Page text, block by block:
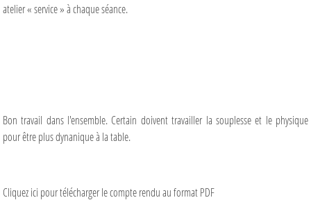
atelier « service » à chaque séance.
Bon travail dans l'ensemble. Certain doivent travailler la souplesse et le physique
pour être plus dynanique à la table.
Cliquezici pour télécharger le compte rendu au format PDF